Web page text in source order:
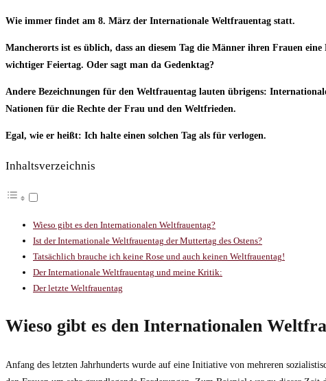
Wie immer findet am 8. März der Internationale Weltfrauentag statt.
Mancherorts ist es üblich, dass an diesem Tag die Männer ihren Frauen
wichtiger Feiertag. Oder sagt man da Gedenktag?
Andere Bezeichnungen für den Weltfrauentag lauten übrigens:
Nationen für die Rechte der Frau und den Weltfrieden.
Egal, wie er heißt: Ich halte einen solchen Tag als für verlogen.
Inhaltsverzeichnis
Wieso gibt es den Internationalen Weltfrauentag?
Ist der Internationale Weltfrauentag der Muttertag des Ostens?
Tatsächlich brauche ich keine Rose und auch keinen Weltfrauentag!
Der Internationale Weltfrauentag und meine Kritik:
Der letzte Weltfrauentag
Wieso gibt es den Internationalen
Anfang des letzten Jahrhunderts wurde auf eine Initiative von mehreren